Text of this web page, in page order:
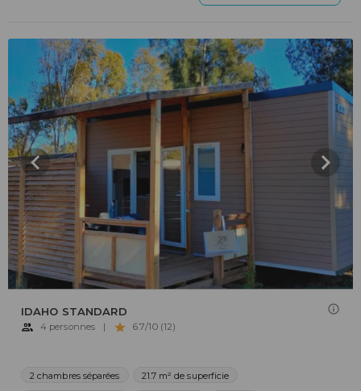
IDAHO STANDARD
4 personnes | 6.7/10 (12)
2 chambres séparées 21.7 m² de superficie